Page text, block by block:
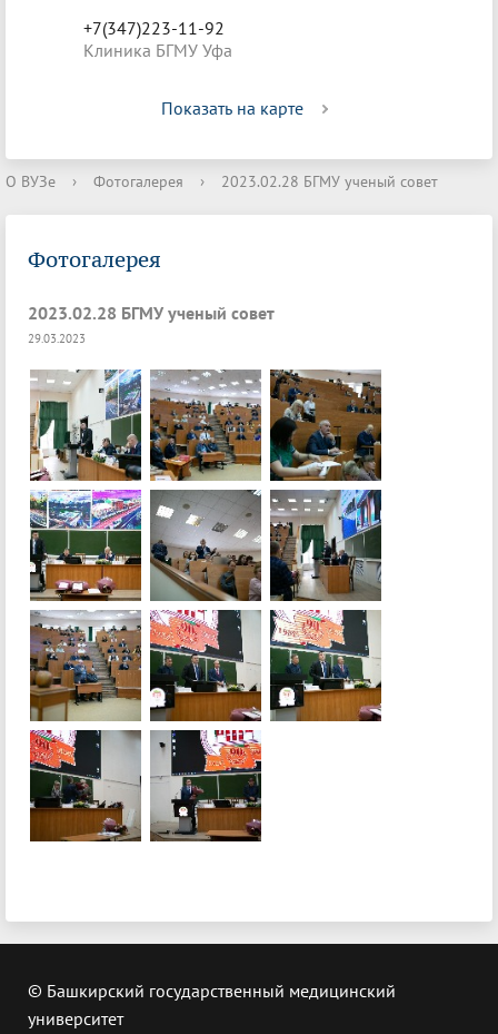
+7(347)223-11-92
Клиника БГМУ Уфа
Показать на карте
О ВУЗе › Фотогалерея › 2023.02.28 БГМУ ученый совет
Фотогалерея
2023.02.28 БГМУ ученый совет
29.03.2023
© Башкирский государственный медицинский
университет